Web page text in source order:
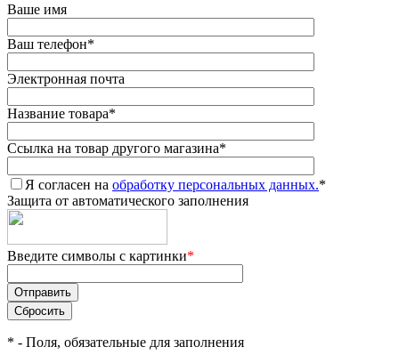
Ваше имя
Ваш телефон*
Электронная почта
Название товара*
Ссылка на товар другого магазина*
Я согласен на обработку персональных данных.*
Защита от автоматического заполнения
Введите символы с картинки*
* - Поля, обязательные для заполнения